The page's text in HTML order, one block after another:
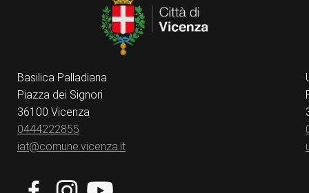
Basilica Palladiana
Piazza dei Signori
36100 Vicenza
0444222855
iat@comune.vicenza.it